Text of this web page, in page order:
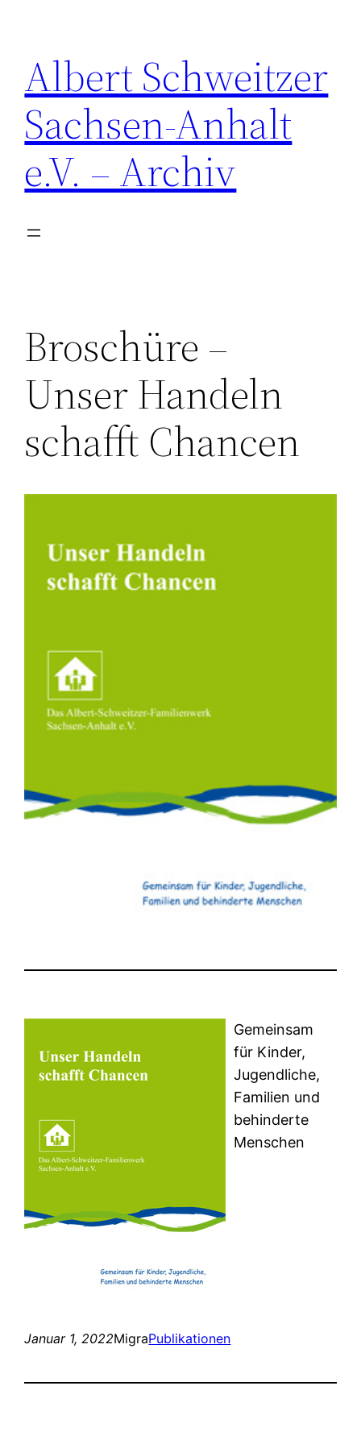
springen
Albert Schweitzer
Sachsen-Anhalt
e.V. – Archiv
Broschüre –
Unser Handeln
schafft Chancen
Gemeinsam
für Kinder,
Jugendliche,
Familien und
behinderte
Menschen
Januar 1, 2022MigraPublikationen